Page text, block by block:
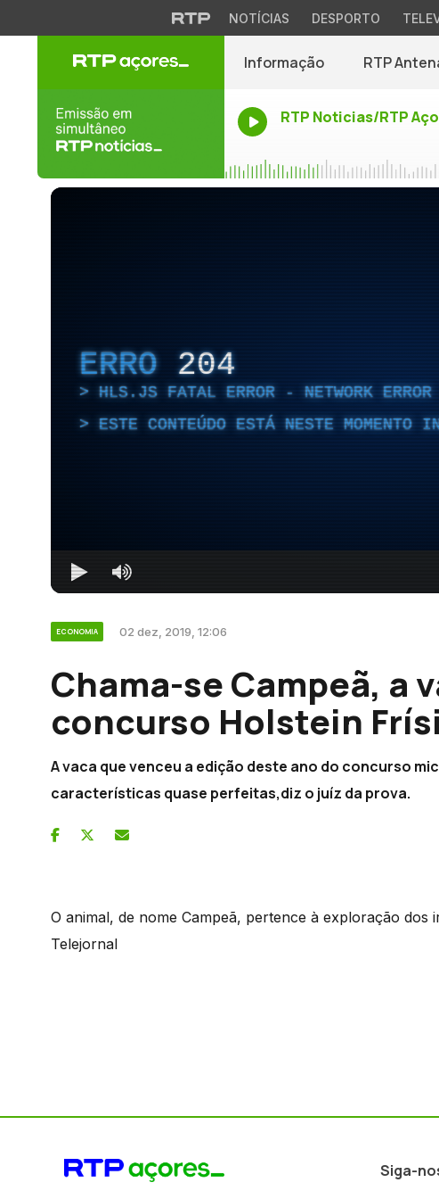
NOTÍCIAS DESPORTO
Informação RTP
RTP Noticias/RTP
ERRO 204
HLS.JS FATAL ERROR - NETWORK ERROR
ESTE CONTEÚDO ESTÁ NESTE MOMENTO
ECONOMIA 02 dez, 2019, 12:06
Chama-se Campeã, a
concurso Holstein
A vaca que venceu a edição deste ano do concurso
características quase perfeitas,diz o juíz da prova.
O animal, de nome Campeã, pertence à exploração dos
Telejornal
Siga-